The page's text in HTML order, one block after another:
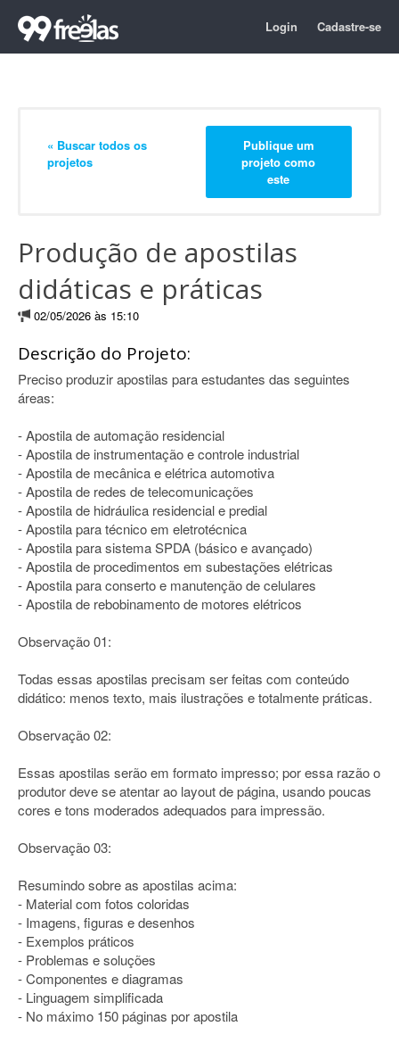
Login Cadastre-se
« Buscar todos os
projetos
Publique um
projeto como
este
Produção de apostilas
didáticas e práticas
02/05/2026 às 15:10
Descrição do Projeto:
Preciso produzir apostilas para estudantes das seguintes
áreas:
- Apostila de automação residencial
- Apostila de instrumentação e controle industrial
- Apostila de mecânica e elétrica automotiva
- Apostila de redes de telecomunicações
- Apostila de hidráulica residencial e predial
- Apostila para técnico em eletrotécnica
- Apostila para sistema SPDA (básico e avançado)
- Apostila de procedimentos em subestações elétricas
- Apostila para conserto e manutenção de celulares
- Apostila de rebobinamento de motores elétricos
Observação 01:
Todas essas apostilas precisam ser feitas com conteúdo
didático: menos texto, mais ilustrações e totalmente práticas.
Observação 02:
Essas apostilas serão em formato impresso; por essa razão o
produtor deve se atentar ao layout de página, usando poucas
cores e tons moderados adequados para impressão.
Observação 03:
Resumindo sobre as apostilas acima:
- Material com fotos coloridas
- Imagens, figuras e desenhos
- Exemplos práticos
- Problemas e soluções
- Componentes e diagramas
- Linguagem simplificada
- No máximo 150 páginas por apostila